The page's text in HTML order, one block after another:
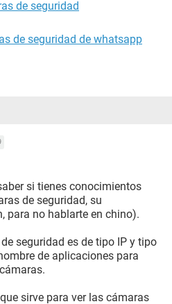
de seguridad
de seguridad de whatsapp
si tienes conocimientos
de seguridad, su
para no hablarte en chino).
seguridad es de tipo IP y tipo
de aplicaciones para
sirve para ver las cámaras